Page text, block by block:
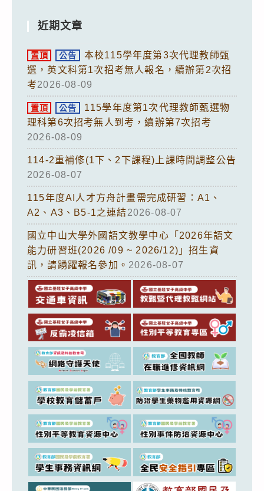
近期文章
置頂 公告
本校115學年度第3次代理教師甄
選，英文科第1次招考無人報名，續辦第2次招
考2026-08-09
置頂 公告
115學年度第1次代理教師甄選物
理科第6次招考無人到考，續辦第7次招考
2026-08-09
114-2重補修(1下、2下課程)上課時間調整公告
2026-08-07
115年度AI人才方舟計畫需完成研習：A1、
A2、A3、B5-1之連結2026-08-07
國立中山大學外國語文教學中心「2026年語文
能力研習班(2026 /09 ~ 2026/12)」招生資
訊，請踴躍報名參加。 2026-08-07